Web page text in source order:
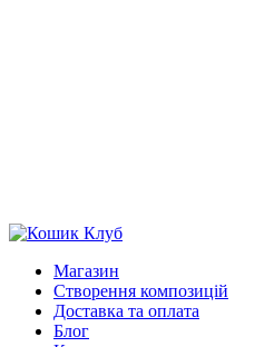
Магазин
Створення композицій
Доставка та оплата
Блог